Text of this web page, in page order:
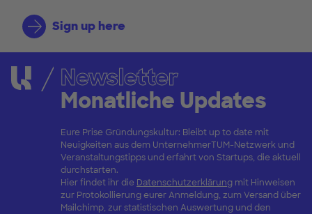
Sign up here
Newsletter
Monatliche Updates
Eure Prise Gründungskultur: Bleibt up to date mit
Neuigkeiten aus dem UnternehmerTUM-Netzwerk und
Veranstaltungstipps und erfahrt von Startups, die aktuell
durchstarten.
Hier findet ihr die Datenschutzerklärungmit Hinweisen
zur Protokollierung eurer Anmeldung, zum Versand über
Mailchimp, zur statistischen Auswertung und den